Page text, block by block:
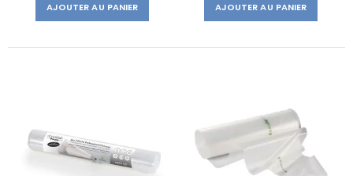
AJOUTER AU PANIER AJOUTER AU PANIER